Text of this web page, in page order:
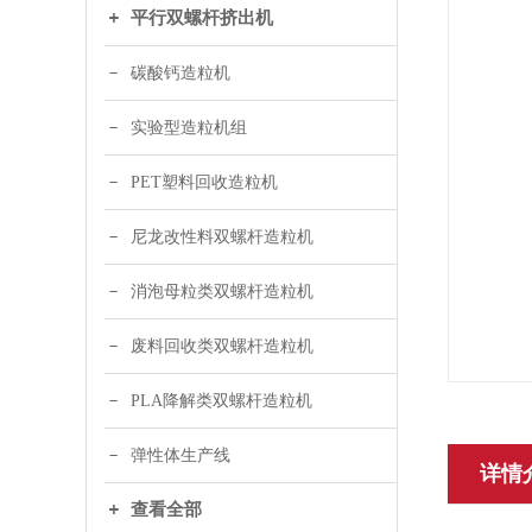
平行双螺杆挤出机
碳酸钙造粒机
实验型造粒机组
PET塑料回收造粒机
尼龙改性料双螺杆造粒机
消泡母粒类双螺杆造粒机
废料回收类双螺杆造粒机
PLA降解类双螺杆造粒机
弹性体生产线
查看全部
详情